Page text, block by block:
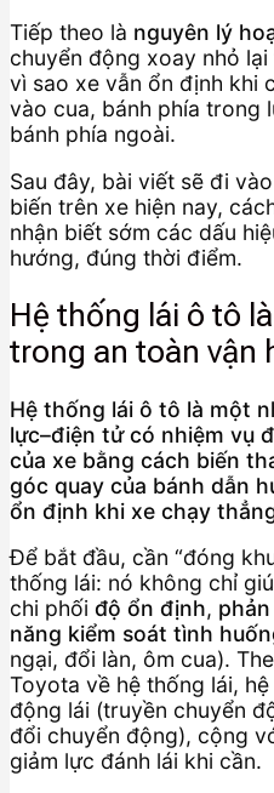
Tiếp theo là nguyên lý
chuyển động xoay nhỏ
vì sao xe vẫn ổn định khi
vào cua, bánh phía trong
bánh phía ngoài.
Sau đây, bài viết sẽ đi
biến trên xe hiện nay,
nhận biết sớm các dấu
hướng, đúng thời điểm.
Hệ thống lái ô tô
trong an toàn vận
Hệ thống lái ô tô là một
lực–điện tử có nhiệm vụ
của xe bằng cách biến
góc quay của bánh dẫn
ổn định khi xe chạy
Để bắt đầu, cần “đóng
thống lái: nó không chỉ
chi phối độ ổn định,
năng kiểm soát tình
ngại, đổi làn, ôm cua).
Toyota về hệ thống lái,
động lái (truyền chuyển
đổi chuyển động), cộng
giảm lực đánh lái khi cần.